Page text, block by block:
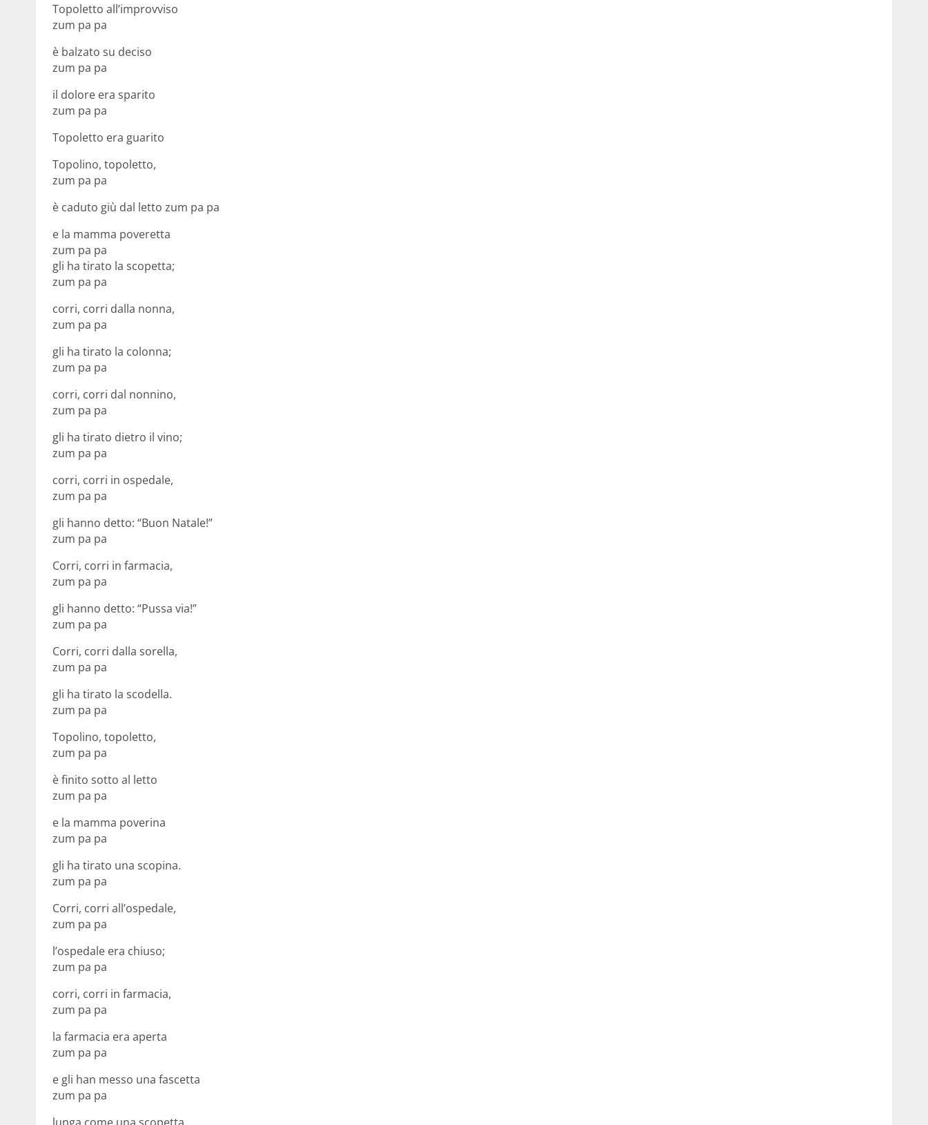
Topoletto all’improvviso
zum pa pa
è balzato su deciso
zum pa pa
il dolore era sparito
zum pa pa
Topoletto era guarito
Topolino, topoletto,
zum pa pa
è caduto giù dal letto zum pa pa
e la mamma poveretta
zum pa pa
gli ha tirato la scopetta;
zum pa pa
corri, corri dalla nonna,
zum pa pa
gli ha tirato la colonna;
zum pa pa
corri, corri dal nonnino,
zum pa pa
gli ha tirato dietro il vino;
zum pa pa
corri, corri in ospedale,
zum pa pa
gli hanno detto: “Buon Natale!”
zum pa pa
Corri, corri in farmacia,
zum pa pa
gli hanno detto: “Pussa via!”
zum pa pa
Corri, corri dalla sorella,
zum pa pa
gli ha tirato la scodella.
zum pa pa
Topolino, topoletto,
zum pa pa
è finito sotto al letto
zum pa pa
e la mamma poverina
zum pa pa
gli ha tirato una scopina.
zum pa pa
Corri, corri all’ospedale,
zum pa pa
l’ospedale era chiuso;
zum pa pa
corri, corri in farmacia,
zum pa pa
la farmacia era aperta
zum pa pa
e gli han messo una fascetta
zum pa pa